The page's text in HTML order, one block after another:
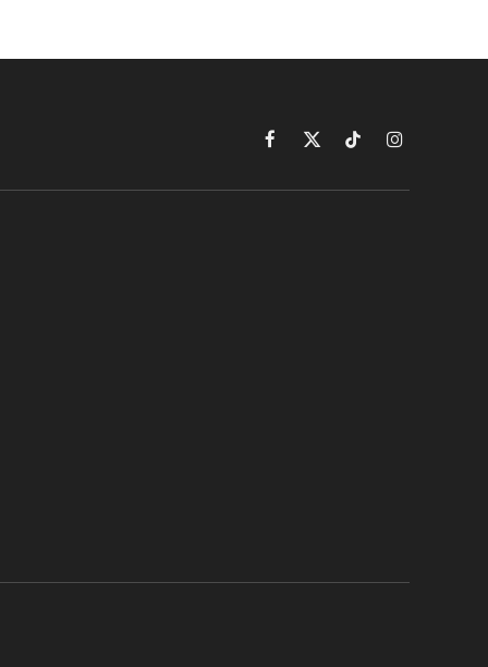
Facebook
X
TikTokInstagram